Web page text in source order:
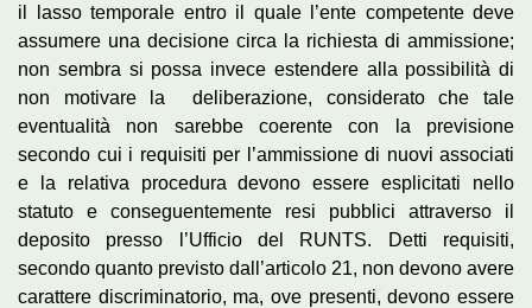
il lasso temporale entro il quale l’ente competente deve
assumere una decisione circa la richiesta di ammissione;
non sembra si possa invece estendere alla possibilità di
non motivare la deliberazione, considerato che tale
eventualità non sarebbe coerente con la previsione
secondo cui i requisiti per l’ammissione di nuovi associati
e la relativa procedura devono essere esplicitati nello
statuto e conseguentemente resi pubblici attraverso il
deposito presso l’Ufficio del RUNTS. Detti requisiti,
secondo quanto previsto dall’articolo 21, non devono avere
carattere discriminatorio, ma, ove presenti, devono essere